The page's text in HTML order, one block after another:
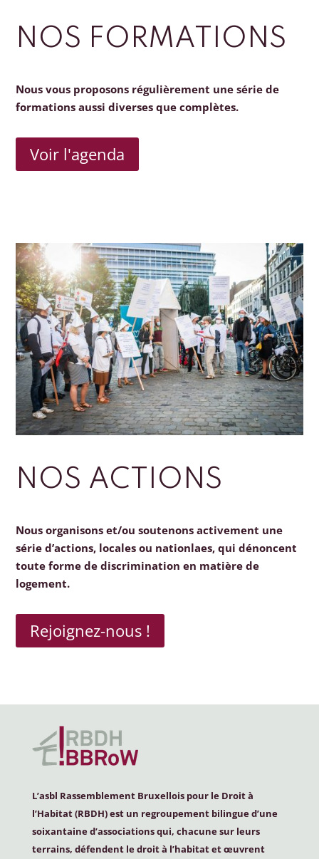
NOS FORMATIONS
Nous vous proposons régulièrement une série de
formations aussi diverses que complètes.
Voir l'agenda
NOS ACTIONS
Nous organisons et/ou soutenons activement une
série d’actions, locales ou nationlaes, qui dénoncent
toute forme de discrimination en matière de
logement.
Rejoignez-nous !
L’asbl Rassemblement Bruxellois pour le Droit à
l’Habitat (RBDH) est un regroupement bilingue d’une
soixantaine d’associations qui, chacune sur leurs
terrains, défendent le droit à l’habitat et œuvrent